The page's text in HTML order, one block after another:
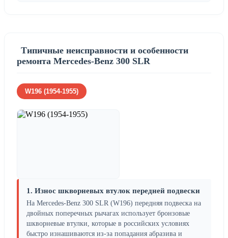
Типичные неисправности и особенности
ремонта Mercedes-Benz 300 SLR
W196 (1954-1955)
1. Износ шкворневых втулок передней подвески
На Mercedes-Benz 300 SLR (W196) передняя подвеска на
двойных поперечных рычагах использует бронзовые
шкворневые втулки, которые в российских условиях
быстро изнашиваются из-за попадания абразива и